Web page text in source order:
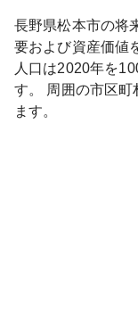
長野県松本市の将
要および資産価値
人口は2020年を
す。
周囲の市区町
ます。